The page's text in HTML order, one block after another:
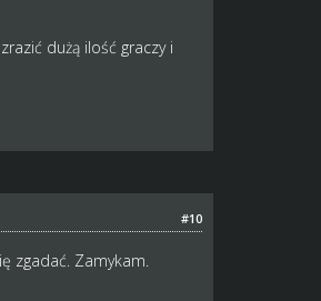
dużą ilość graczy i
#10
zgadać. Zamykam.